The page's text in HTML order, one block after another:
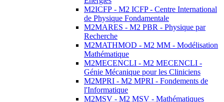
M2ICFP - M2 ICFP - Centre International
de Physique Fondamentale
M2MARES - M2 PBR - Physique par
Recherche
M2MATHMOD - M2 MM - Modélisation
Mathématique
M2MECENCLI - M2 MECENCLI -
Génie Mécanique pour les Cliniciens
M2MPRI - M2 MPRI - Fondements de
l'Informatique
M2MSV - M2 MSV - Mathématiques